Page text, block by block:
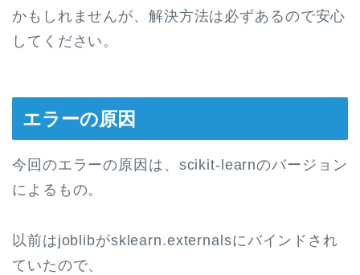
かもしれませんが、解決方法は必ずあるので安心
してください。
エラーの原因
今回のエラーの原因は、scikit-learnのバージョン
によるもの。
以前はjoblibがsklearn.externalsにバインドされ
ていたので、